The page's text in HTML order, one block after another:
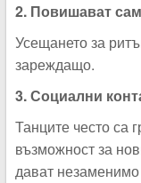
2. Повишават
Усещането за
зареждащо.
3. Социални
Танците често са
възможност за
дават